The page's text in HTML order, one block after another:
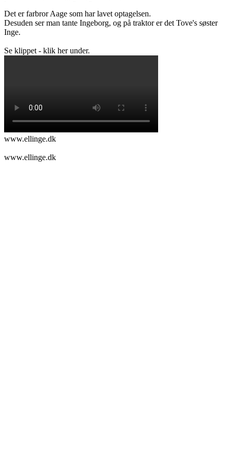
Det er farbror Aage som har lavet optagelsen.
Desuden ser man tante Ingeborg, og på traktor er det Tove's søster
Inge.
Se klippet - klik her under.
www.ellinge.dk
www.ellinge.dk